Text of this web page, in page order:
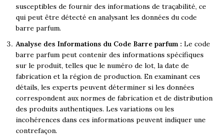
susceptibles de fournir des informations de traçabilité, ce
qui peut être détecté en analysant les données du code
barre parfum.
Analyse des Informations du Code Barre parfum : Le code
barre parfum peut contenir des informations spécifiques
sur le produit, telles que le numéro de lot, la date de
fabrication et la région de production. En examinant ces
détails, les experts peuvent déterminer si les données
correspondent aux normes de fabrication et de distribution
des produits authentiques. Les variations ou les
incohérences dans ces informations peuvent indiquer une
contrefaçon.